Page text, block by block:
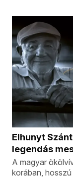
Elhunyt
legendás
A magyar
korában,